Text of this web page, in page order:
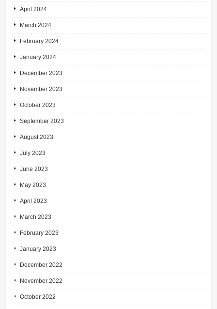
April 2024
March 2024
February 2024
January 2024
December 2023
November 2023
October 2023
September 2023
August 2023
July 2023
June 2023
May 2023
April 2023
March 2023
February 2023
January 2023
December 2022
November 2022
October 2022